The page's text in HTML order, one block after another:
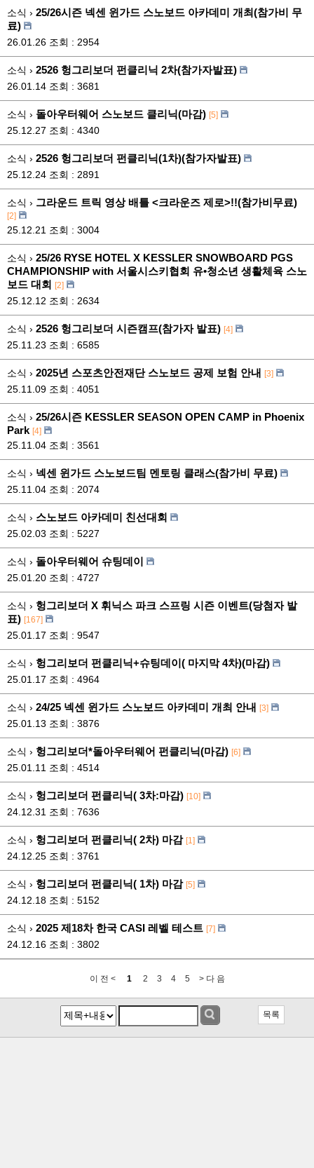
소식 › 25/26시즌 넥센 윈가드 스노보드 아카데미 개최(참가비 무
료)
26.01.26 조회 : 2954
소식 › 2526 헝그리보더 펀클리닉 2차(참가자발표)
26.01.14 조회 : 3681
소식 › 돌아우터웨어 스노보드 클리닉(마감) [5]
25.12.27 조회 : 4340
소식 › 2526 헝그리보더 펀클리닉(1차)(참가자발표)
25.12.24 조회 : 2891
소식 › 그라운드 트릭 영상 배틀 <크라운즈 제로>!!(참가비무료)
[2]
25.12.21 조회 : 3004
소식 › 25/26 RYSE HOTEL X KESSLER SNOWBOARD PGS
CHAMPIONSHIP with 서울시스키협회 유•청소년 생활체육 스노
보드 대회 [2]
25.12.12 조회 : 2634
소식 › 2526 헝그리보더 시즌캠프(참가자 발표) [4]
25.11.23 조회 : 6585
소식 › 2025년 스포츠안전재단 스노보드 공제 보험 안내 [3]
25.11.09 조회 : 4051
소식 › 25/26시즌 KESSLER SEASON OPEN CAMP in Phoenix
Park [4]
25.11.04 조회 : 3561
소식 › 넥센 윈가드 스노보드팀 멘토링 클래스(참가비 무료)
25.11.04 조회 : 2074
소식 › 스노보드 아카데미 친선대회
25.02.03 조회 : 5227
소식 › 돌아우터웨어 슈팅데이
25.01.20 조회 : 4727
소식 › 헝그리보더 X 휘닉스 파크 스프링 시즌 이벤트(당첨자 발
표) [167]
25.01.17 조회 : 9547
소식 › 헝그리보더 펀클리닉+슈팅데이( 마지막 4차)(마감)
25.01.17 조회 : 4964
소식 › 24/25 넥센 윈가드 스노보드 아카데미 개최 안내 [3]
25.01.13 조회 : 3876
소식 › 헝그리보더*돌아우터웨어 펀클리닉(마감) [6]
25.01.11 조회 : 4514
소식 › 헝그리보더 펀클리닉( 3차:마감) [10]
24.12.31 조회 : 7636
소식 › 헝그리보더 펀클리닉( 2차) 마감 [1]
24.12.25 조회 : 3761
소식 › 헝그리보더 펀클리닉( 1차) 마감 [5]
24.12.18 조회 : 5152
소식 › 2025 제18차 한국 CASI 레벨 테스트 [7]
24.12.16 조회 : 3802
이 전 < 1 2 3 4 5 > 다 음
목록